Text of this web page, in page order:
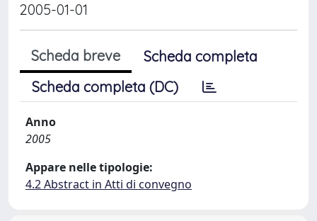
2005-01-01
Scheda breve
Scheda completa
Scheda completa (DC)
Anno
2005
Appare nelle tipologie:
4.2 Abstract in Atti di convegno